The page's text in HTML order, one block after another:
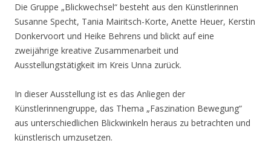
Die Gruppe „Blickwechsel“ besteht aus den Künstlerinnen
Susanne Specht, Tania Mairitsch-Korte, Anette Heuer, Kerstin
Donkervoort und Heike Behrens und blickt auf eine
zweijährige kreative Zusammenarbeit und
Ausstellungstätigkeit im Kreis Unna zurück.
In dieser Ausstellung ist es das Anliegen der
Künstlerinnengruppe, das Thema „Faszination Bewegung“
aus unterschiedlichen Blickwinkeln heraus zu betrachten und
künstlerisch umzusetzen.